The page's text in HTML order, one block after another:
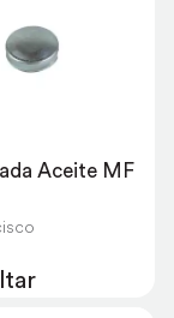
Aceite MF